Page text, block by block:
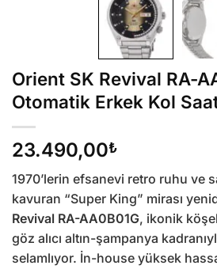
Orient SK Revival RA-
Otomatik Erkek Kol
23.490,00₺
1970’lerin efsanevi retro ruhu ve
kavuran “Super King” mirası
Revival RA-AA0B01G, ikonik
göz alıcı altın-şampanya
selamlıyor. İn-house yüksek